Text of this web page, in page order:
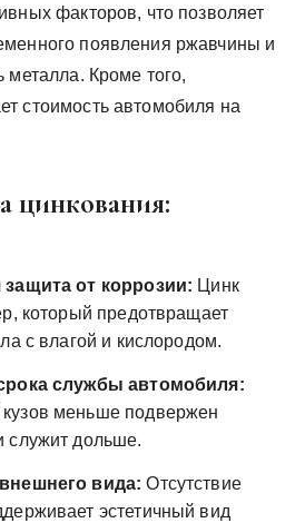
факторов, что позволяет
появления ржавчины и
металла. Кроме того,
стоимость автомобиля на
цинкования:
от коррозии: Цинк
который предотвращает
с влагой и кислородом.
службы автомобиля:
меньше подвержен
служит дольше.
вида: Отсутствие
эстетичный вид